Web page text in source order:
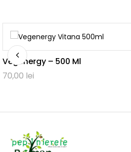
Vegenergy – 500 Ml
70,00 lei